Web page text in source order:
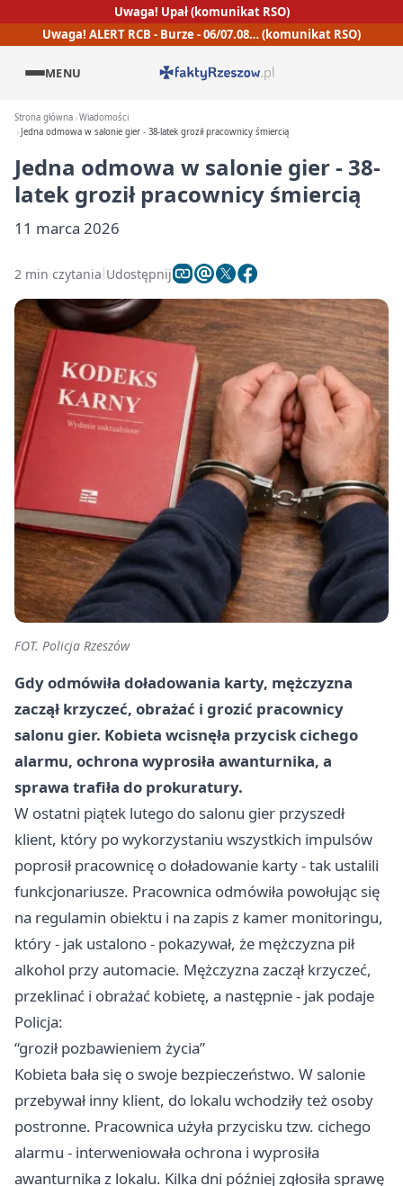
Uwaga! Upał (komunikat RSO)
Uwaga! ALERT RCB - Burze - 06/07.08… (komunikat RSO)
MENU
Strona główna Wiadomości
Jedna odmowa w salonie gier - 38-latek groził pracownicy śmiercią
Jedna odmowa w salonie gier - 38-
latek groził pracownicy śmiercią
11 marca 2026
2 min czytania Udostępnij
FOT. Policja Rzeszów
Gdy odmówiła doładowania karty, mężczyzna
zaczął krzyczeć, obrażać i grozić pracownicy
salonu gier. Kobieta wcisnęła przycisk cichego
alarmu, ochrona wyprosiła awanturnika, a
sprawa trafiła do prokuratury.
W ostatni piątek lutego do salonu gier przyszedł
klient, który po wykorzystaniu wszystkich impulsów
poprosił pracownicę o doładowanie karty - tak ustalili
funkcjonariusze. Pracownica odmówiła powołując się
na regulamin obiektu i na zapis z kamer monitoringu,
który - jak ustalono - pokazywał, że mężczyzna pił
alkohol przy automacie. Mężczyzna zaczął krzyczeć,
przeklinać i obrażać kobietę, a następnie - jak podaje
Policja:
“groził pozbawieniem życia”
Kobieta bała się o swoje bezpieczeństwo. W salonie
przebywał inny klient, do lokalu wchodziły też osoby
postronne. Pracownica użyła przycisku tzw. cichego
alarmu - interweniowała ochrona i wyprosiła
awanturnika z lokalu. Kilka dni później zgłosiła sprawę